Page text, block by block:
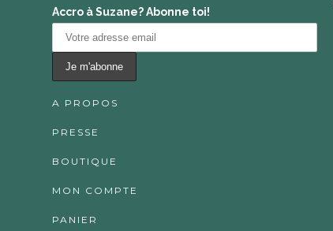
Accro à Suzane? Abonne toi!
A PROPOS
PRESSE
BOUTIQUE
MON COMPTE
PANIER